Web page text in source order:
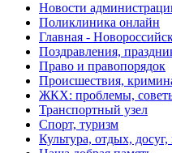
Новости
Поликлиника онлайн
Главная -
Поздравления,
Право и правопорядок
Происшествия,
ЖКХ: проблемы,
Транспортный узел
Спорт, туризм
Культура, отдых, досуг,